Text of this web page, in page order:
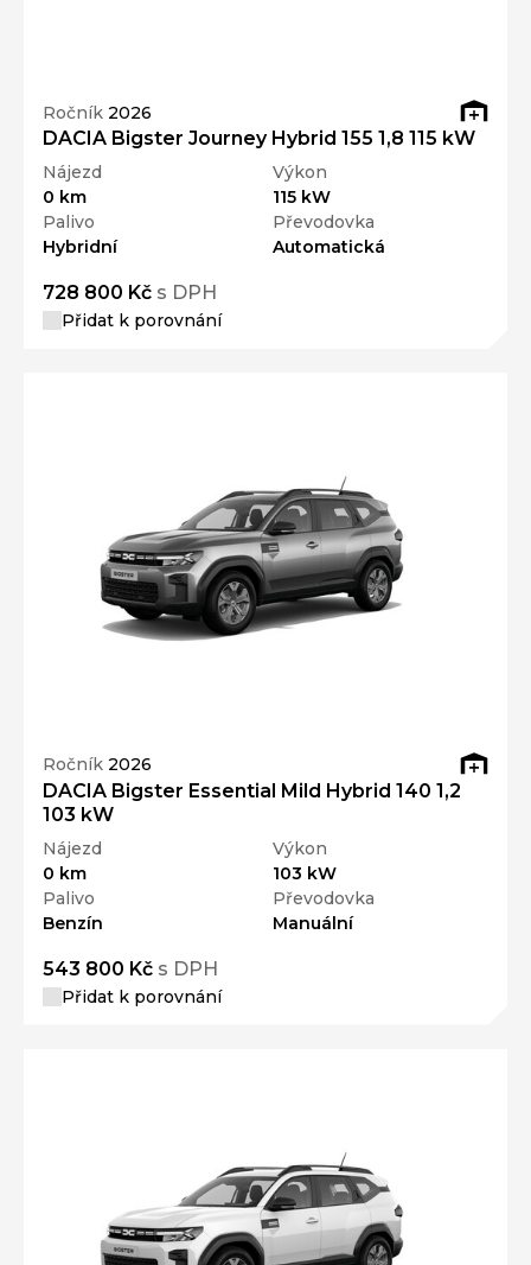
Ročník 2026
DACIA Bigster Journey Hybrid 155 1,8 115 kW
Nájezd
0 km
Výkon
115 kW
Palivo
Hybridní
Převodovka
Automatická
728 800 Kč s DPH
Přidat k porovnání
Ročník 2026
DACIA Bigster Essential Mild Hybrid 140 1,2
103 kW
Nájezd
0 km
Výkon
103 kW
Palivo
Benzín
Převodovka
Manuální
543 800 Kč s DPH
Přidat k porovnání